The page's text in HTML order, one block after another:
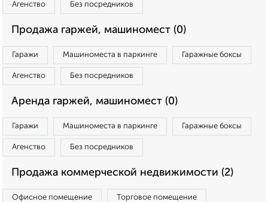
Агенство Без посредников
Продажа гаржей, машиномест (0)
Гаражи Машиноместа в паркинге Гаражные боксы
Агенство Без посредников
Аренда гаржей, машиномест (0)
Гаражи Машиноместа в паркинге Гаражные боксы
Агенство Без посредников
Продажа коммерческой недвижимости (2)
Офисное помещение Торговое помещение